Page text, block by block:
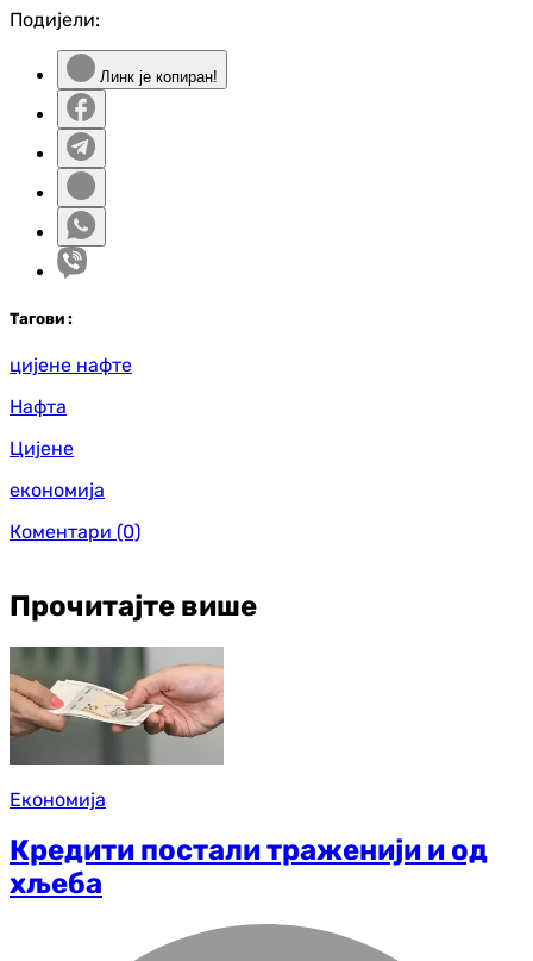
Подијели:
Линк је копиран!
Тагови :
цијене нафте
Нафта
Цијене
економија
Коментари (0)
Прочитајте више
Економија
Кредити постали траженији и од
хљеба